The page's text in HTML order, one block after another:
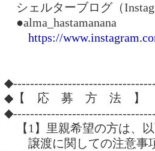
シェルターブログ（
●alma_hastamanana
https://
◆【 応 募 方 法 】
【1】里親希望の方は、
譲渡に関しての注意事